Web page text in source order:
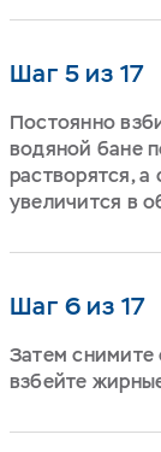
Шаг 5 из 17
Постоянно
водяной бане
растворятся, а
увеличится в
Шаг 6 из 17
Затем снимите
взбейте